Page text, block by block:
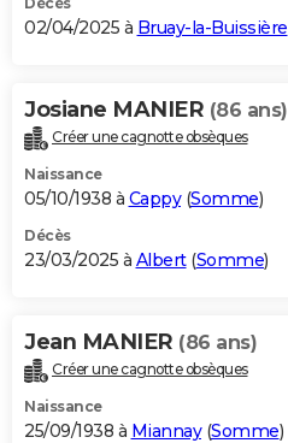
02/04/2025 à Bruay-la-Buissière
Josiane MANIER (86 ans)
Créer une cagnotte obsèques
Naissance
05/10/1938 à Cappy(Somme)
Décès
23/03/2025 à Albert(Somme)
Jean MANIER (86 ans)
Créer une cagnotte obsèques
Naissance
25/09/1938 à Miannay(Somme)